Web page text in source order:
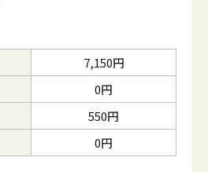
7,150円
0円
550円
0円